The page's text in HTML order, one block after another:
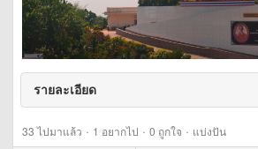
รายละเอียด
33ไปมาแล้ว · 1 อยากไป · 0 ถูกใจ · แบ่งปัน